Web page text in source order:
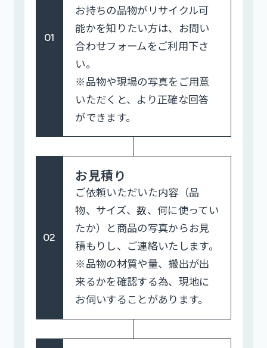
01
お持ちの品物がリサイクル可
能かを知りたい方は、お問い
合わせフォームをご利用下さ
い。
※品物や現場の写真をご用意
いただくと、より正確な回答
ができます。
02
お見積り
ご依頼いただいた内容（品
物、サイズ、数、何に使ってい
たか）と商品の写真からお見
積もりし、ご連絡いたします。
※品物の材質や量、搬出が出
来るかを確認する為、現地に
お伺いすることがあります。